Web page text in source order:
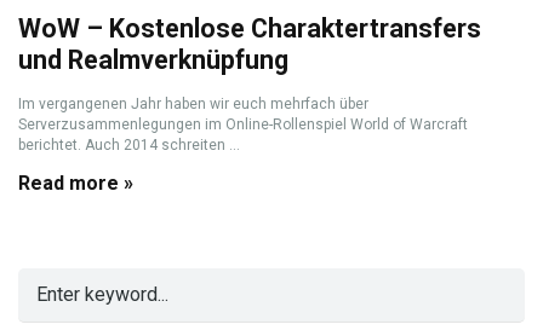
WoW – Kostenlose Charaktertransfers
und Realmverknüpfung
Im vergangenen Jahr haben wir euch mehrfach über
Serverzusammenlegungen im Online-Rollenspiel World of Warcraft
berichtet. Auch 2014 schreiten ...
Read more »